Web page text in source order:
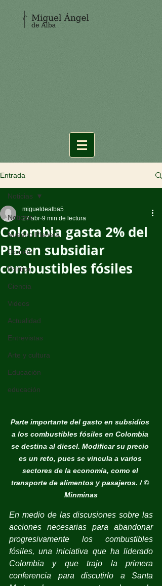
Entrada
Noticias
Nuestro Planeta
Opinión
Política
Ciencia
Videos
Actualidad
Entrevistas
Arte y cultura
Educación
educación
Noticias
Colombia gasta 2% del
PIB en subsidiar
combustibles fósiles
migueldealba5
27 abr 9 min de lectura
Parte importante del gasto en subsidios
a los combustibles fósiles en Colombia
se destina al diesel. Modificar su precio
es un reto, pues se vincula a varios
sectores de la economía, como el
transporte de alimentos y pasajeros. / ©
Minminas
En medio de las discusiones sobre las
acciones necesarias para abandonar
progresivamente los combustibles
fósiles, una iniciativa que ha liderado
Colombia y que trajo la primera
conferencia para discutirlo a Santa